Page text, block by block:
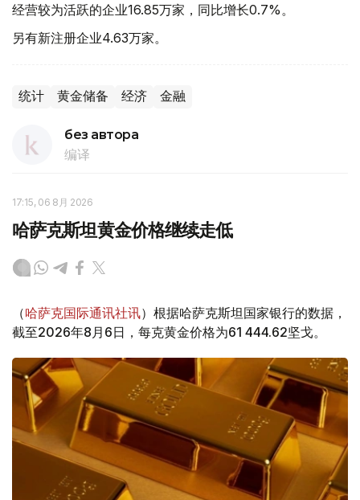
经营较为活跃的企业16.85万家，同比增长0.7%。
另有新注册企业4.63万家。
统计 黄金储备 经济 金融
без автора
编译
17:15, 06 8月 2026
哈萨克斯坦黄金价格继续走低
（哈萨克国际通讯社讯）根据哈萨克斯坦国家银行的数据，
截至2026年8月6日，每克黄金价格为61 444.62坚戈。